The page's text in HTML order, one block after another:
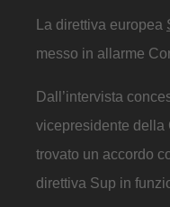
La direttiva europea
messo in allarme
Dall’intervista
vicepresidente della
trovato un accordo
direttiva Sup in